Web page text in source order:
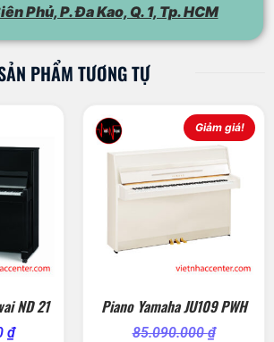
Phủ, P. Đa Kao, Q. 1, Tp. HCM
PHẨM TƯƠNG TỰ
ND 21
₫
Giảm giá!
Piano Yamaha JU109 PWH
85.090.000₫